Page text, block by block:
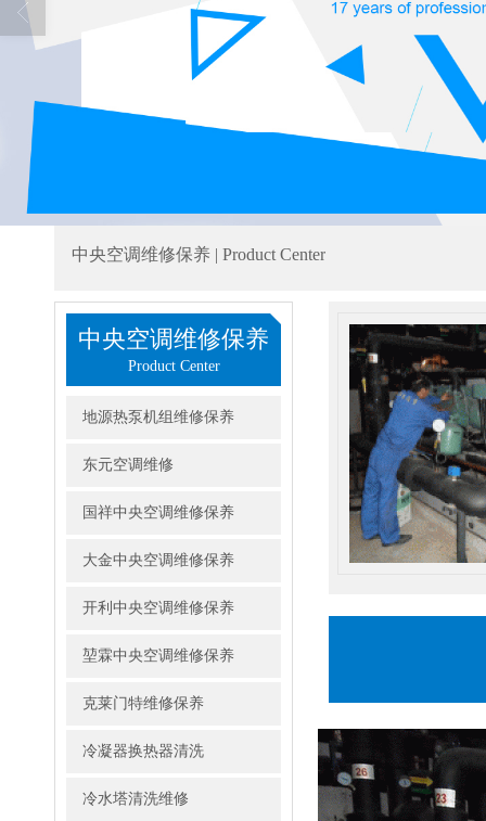
中央空调维修保养 | Product Center
中央空调维修保养
Product Center
地源热泵机组维修保养
东元空调维修
国祥中央空调维修保养
大金中央空调维修保养
开利中央空调维修保养
堃霖中央空调维修保养
克莱门特维修保养
冷凝器换热器清洗
冷水塔清洗维修